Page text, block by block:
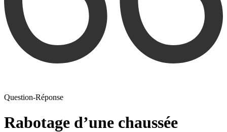
Question-Réponse
Rabotage d’une chaussée